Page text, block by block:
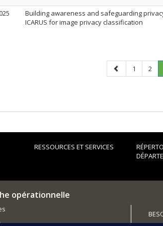
Building awareness and safeguarding
ICARUS for image privacy classification
Previous
page
Page
1 Page
2
RESSOURCES ET SERVICES
opérationnelle